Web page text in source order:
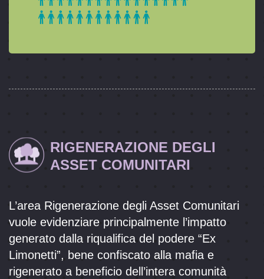
RIGENERAZIONE DEGLI
ASSET COMUNITARI
L’area Rigenerazione degli Asset Comunitari
vuole evidenziare principalmente l’impatto
generato dalla riqualifica del podere “Ex
Limonetti”, bene confiscato alla mafia e
rigenerato a beneficio dell’intera comunità